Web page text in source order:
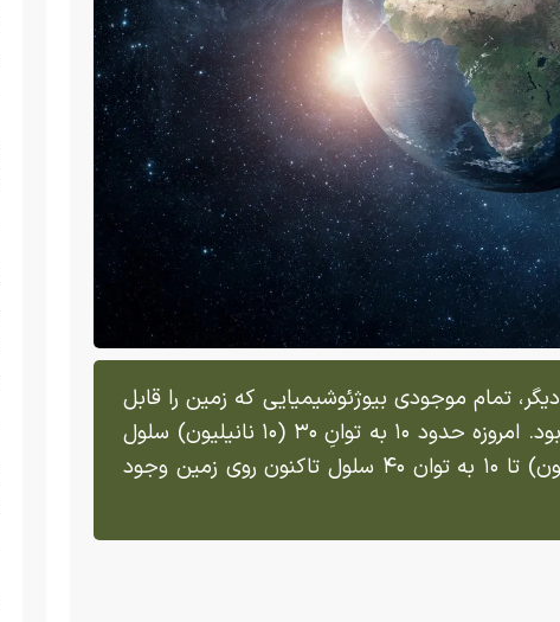
تمام موجودی بیوژئوشیمیایی که زمین را قابل
سکونت نگه می‌دارند، رو به پایان خواهند بود. امروزه حدود ۱۰ به توانِ ۳۰ (۱۰ نانیلیون) سلول
وجود دارد و بین ۱۰ به توانِ ۳۹ (دودسیلیون) تا ۱۰ به توان ۴۰ سلول تاکنون روی زمین وجود